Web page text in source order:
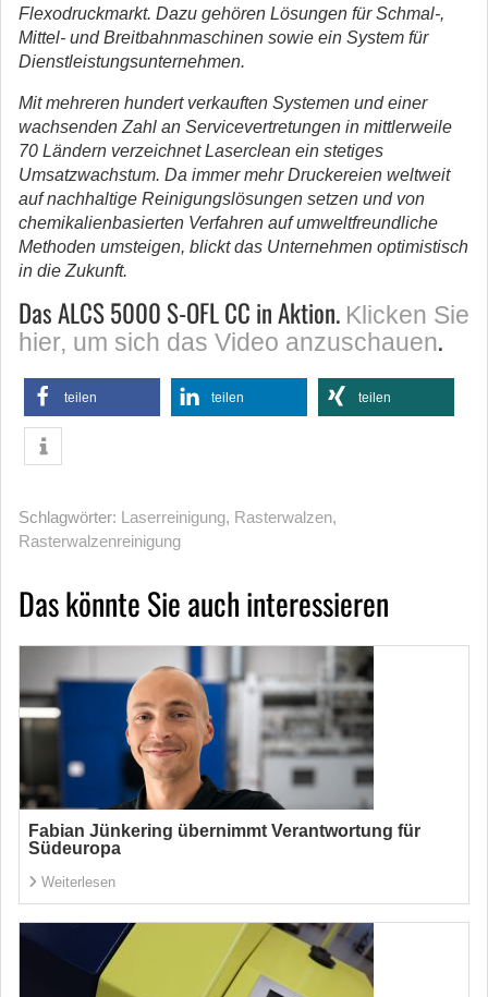
Flexodruckmarkt. Dazu gehören Lösungen für Schmal-,
Mittel- und Breitbahnmaschinen sowie ein System für
Dienstleistungsunternehmen.
Mit mehreren hundert verkauften Systemen und einer
wachsenden Zahl an Servicevertretungen in mittlerweile
70 Ländern verzeichnet Laserclean ein stetiges
Umsatzwachstum. Da immer mehr Druckereien weltweit
auf nachhaltige Reinigungslösungen setzen und von
chemikalienbasierten Verfahren auf umweltfreundliche
Methoden umsteigen, blickt das Unternehmen optimistisch
in die Zukunft.
Das ALCS 5000 S-OFL CC in Aktion. Klicken Sie
hier, um sich das Video anzuschauen.
teilen teilen teilen
Schlagwörter: Laserreinigung, Rasterwalzen,
Rasterwalzenreinigung
Das könnte Sie auch interessieren
Fabian Jünkering übernimmt Verantwortung für
Südeuropa
Weiterlesen